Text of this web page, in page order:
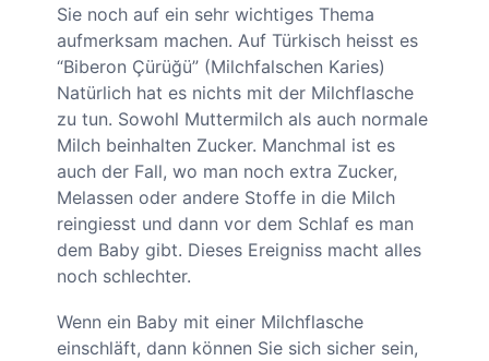
Sie noch auf ein sehr wichtiges Thema
aufmerksam machen. Auf Türkisch heisst es
“Biberon Çürüğü” (Milchfalschen Karies)
Natürlich hat es nichts mit der Milchflasche
zu tun. Sowohl Muttermilch als auch normale
Milch beinhalten Zucker. Manchmal ist es
auch der Fall, wo man noch extra Zucker,
Melassen oder andere Stoffe in die Milch
reingiesst und dann vor dem Schlaf es man
dem Baby gibt. Dieses Ereigniss macht alles
noch schlechter.
Wenn ein Baby mit einer Milchflasche
einschläft, dann können Sie sich sicher sein,